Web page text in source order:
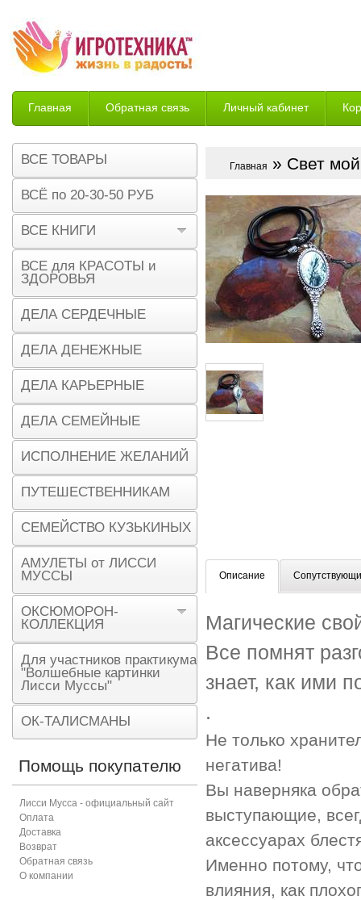
Главная Обратная связь Личный кабинет
Возврат
Главная » Свет
Описание
Магические
Все помнят
знает, как ими
.
Не только
негатива!
Вы наверняка
выступающие,
аксессуарах
Именно потому,
влияния, как
ВСЕ ТОВАРЫ
ВСЁ по 20-30-50 РУБ
ВСЕ КНИГИ
ВСЕ для КРАСОТЫ и
ЗДОРОВЬЯ
ДЕЛА СЕРДЕЧНЫЕ
ДЕЛА ДЕНЕЖНЫЕ
ДЕЛА КАРЬЕРНЫЕ
ДЕЛА СЕМЕЙНЫЕ
ИСПОЛНЕНИЕ ЖЕЛАНИЙ
ПУТЕШЕСТВЕННИКАМ
СЕМЕЙСТВО КУЗЬКИНЫХ
АМУЛЕТЫ от ЛИССИ
МУССЫ
ОКСЮМОРОН-
КОЛЛЕКЦИЯ
Для участников практикума
"Волшебные картинки
Лисси Муссы"
ОК-ТАЛИСМАНЫ
Помощь покупателю
Лисси Мусса - официальный сайт
Оплата
Доставка
Возврат
Обратная связь
О компании